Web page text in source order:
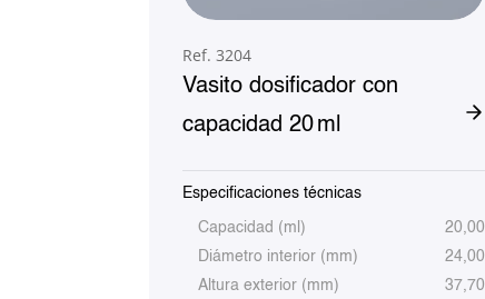
Ref. 3204
Vasito dosificador con
capacidad 20 ml
Especificaciones técnicas
Capacidad (ml)
20,00
Diámetro interior (mm)
24,00
Altura exterior (mm)
37,70